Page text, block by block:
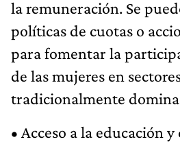
la remuneración. Se
políticas de cuotas o
para fomentar la
de las mujeres en
tradicionalmente
• Acceso a la educación